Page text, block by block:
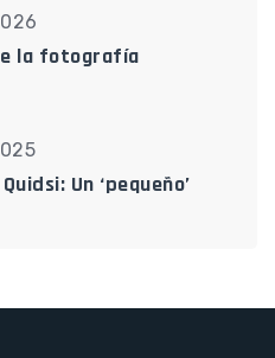
la fotografía
Un ‘pequeño’